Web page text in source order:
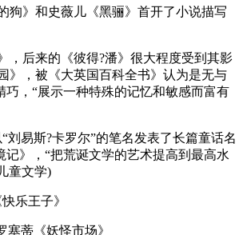
狗》和史薇儿《黑骊》首开了小说描写
，后来的《彼得?潘》很大程度受到其影
》，被《大英国百科全书》认为是无与
巧，“展示一种特殊的记忆和敏感而富有
刘易斯?卡罗尔”的笔名发表了长篇童话名
记》，“把荒诞文学的艺术提高到最高水
童文学)
乐王子》
蒂《妖怪市场》